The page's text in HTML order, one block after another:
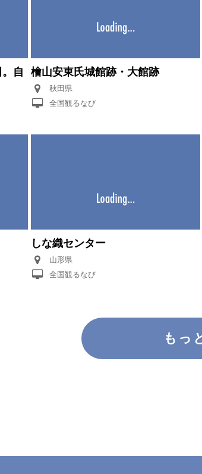
自
檜山安東氏城館跡・大館跡
秋田県
全国観るなび
しな織センター
山形県
全国観るなび
もっ